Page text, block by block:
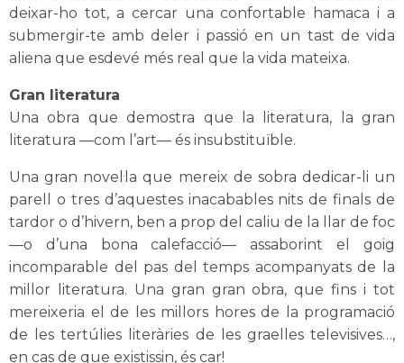
deixar-ho tot, a cercar una confortable hamaca i a
submergir-te amb deler i passió en un tast de vida
aliena que esdevé més real que la vida mateixa.
Gran literatura
Una obra que demostra que la literatura, la gran
literatura —com l’art— és insubstituïble.
Una gran novel·la que mereix de sobra dedicar-li un
parell o tres d’aquestes inacabables nits de finals de
tardor o d’hivern, ben a prop del caliu de la llar de foc
—o d’una bona calefacció— assaborint el goig
incomparable del pas del temps acompanyats de la
millor literatura. Una gran gran obra, que fins i tot
mereixeria el de les millors hores de la programació
de les tertúlies literàries de les graelles televisives…,
en cas de que existissin, és car!